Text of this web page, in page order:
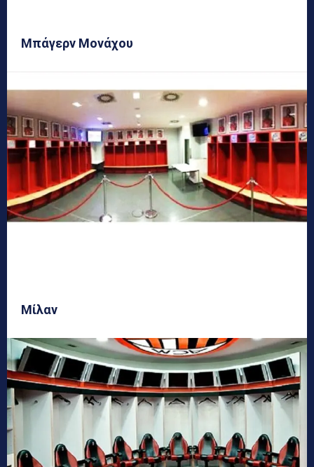
Μπάγερν Μονάχου
Μίλαν